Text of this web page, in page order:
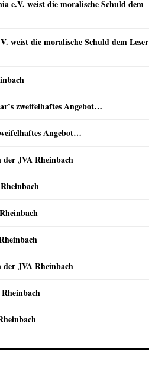
e.V. weist die moralische Schuld dem
weist die moralische Schuld dem Leser
zweifelhaftes Angebot…
Angebot…
der JVA Rheinbach
der JVA Rheinbach